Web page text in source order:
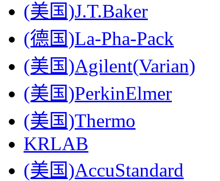
(美国)J.T.Baker
(德国)La-Pha-Pack
(美国)Agilent(Varian)
(美国)PerkinElmer
(美国)Thermo
KRLAB
(美国)AccuStandard